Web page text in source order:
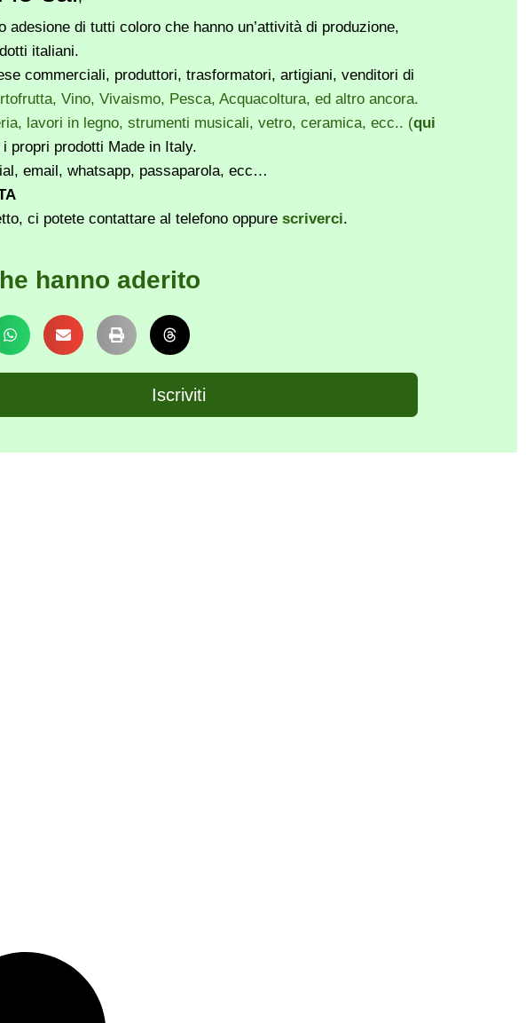
di tutti coloro che hanno un’attività di produzione,
italiani.
commerciali, produttori, trasformatori, artigiani, venditori di
Vino, Vivaismo, Pesca, Acquacoltura, ed altro ancora.
lavori in legno, strumenti musicali, vetro, ceramica, ecc.. (qui
propri prodotti Made in Italy.
email, whatsapp, passaparola, ecc…
ci potete contattare al telefono oppure scriverci.
hanno aderito
Iscriviti